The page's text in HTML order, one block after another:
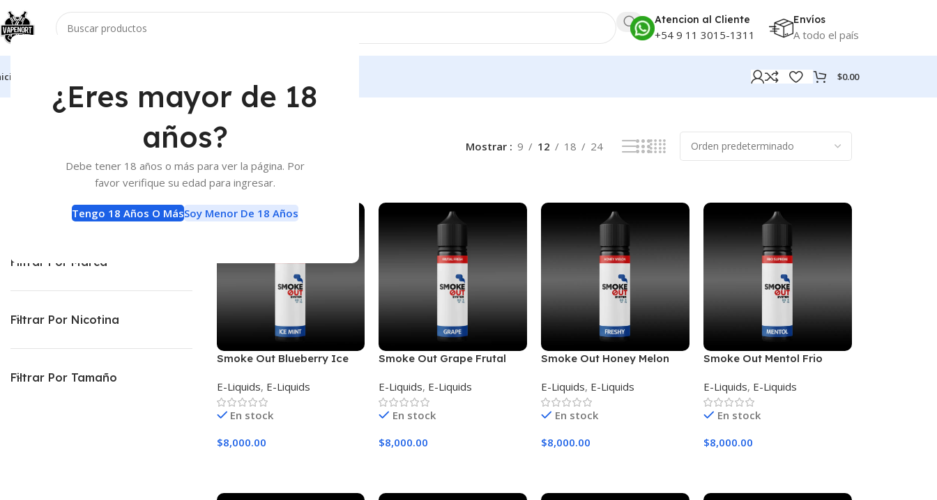
¿Eres mayor de 18
años?
Debe tener 18 años o más para ver la página. Por
favor verifique su edad para ingresar.
Tengo 18 Años O MásSoy Menor De 18 Años
Atencion al Cliente
+54 9 11 3015-1311
Envíos
A todo el país
$0.00
E-Liquids E-Liquids Página 11
Categorías Del Producto
Filtrar Por Marca
Filtrar Por Nicotina
Filtrar Por Tamaño
E-Liquids Mostrar 9 12 18 24
Smoke Out Blueberry Ice
E-Liquids, E-Liquids
En stock
$8,000.00
Smoke Out Grape Frutal
E-Liquids, E-Liquids
En stock
$8,000.00
Smoke Out Honey Melon
E-Liquids, E-Liquids
En stock
$8,000.00
Smoke Out Mentol Frio
E-Liquids, E-Liquids
En stock
$8,000.00